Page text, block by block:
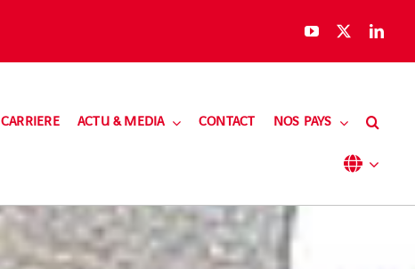
CARRIERE ACTU & MEDIA CONTACT NOS PAYS